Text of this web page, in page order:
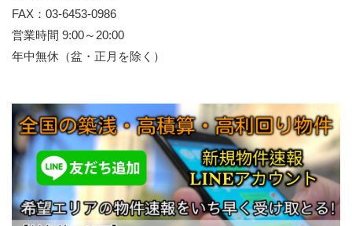
FAX：03-6453-0986
営業時間 9:00～20:00
年中無休（盆・正月を除く）